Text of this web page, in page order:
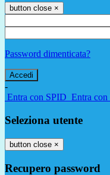
button close ×
Password dimenticata?
-
Entra con SPID Entra con
Seleziona utente
button close ×
Recupero password